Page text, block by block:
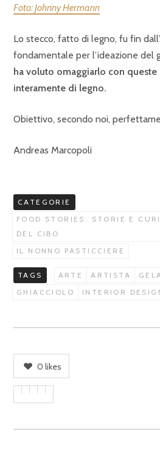
Foto: Johnny Hermann
Lo stecco, fatto di legno, fu fin
fondamentale per l’ideazione del
ha voluto omaggiarlo con queste
interamente di legno.
Obiettivo, secondo noi,
Andreas Marcopoli
CATEGORIE
FOOD STORIES: STORIE E
DEL CIBO
IL NONNO PASTICCIERE
TAGS ARTE ARTISTA
GHIACCIOLO
INTERIOR
0 likes